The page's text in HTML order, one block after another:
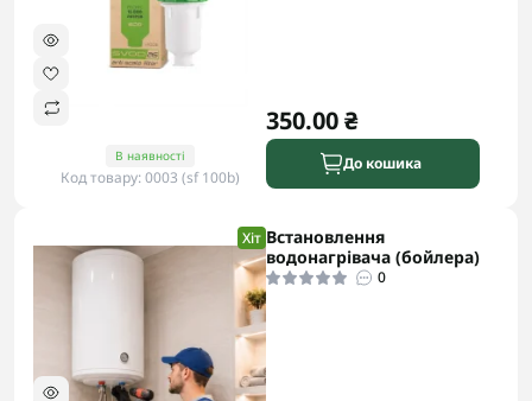
В наявності
Код товару: 0003 (sf 100b)
350.00 ₴
До кошика
Хіт Встановлення
водонагрівача (бойлера)
0